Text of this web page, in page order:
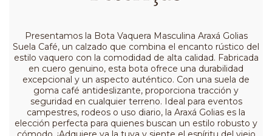
Presentamos la Bota Vaquera Masculina Araxá Golias
Suela Café, un calzado que combina el encanto rústico del
estilo vaquero con la comodidad de alta calidad. Fabricada
en cuero genuino, esta bota ofrece una durabilidad
excepcional y un aspecto auténtico. Con una suela de
goma café antideslizante, proporciona tracción y
seguridad en cualquier terreno. Ideal para eventos
campestres, rodeos o uso diario, la Araxá Golias es la
elección perfecta para quienes buscan un estilo robusto y